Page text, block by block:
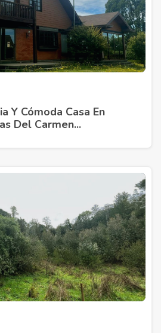
Y Cómoda Casa En
Del Carmen...